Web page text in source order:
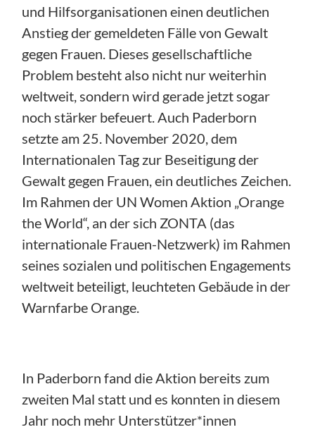
und Hilfsorganisationen einen deutlichen
Anstieg der gemeldeten Fälle von Gewalt
gegen Frauen. Dieses gesellschaftliche
Problem besteht also nicht nur weiterhin
weltweit, sondern wird gerade jetzt sogar
noch stärker befeuert. Auch Paderborn
setzte am 25. November 2020, dem
Internationalen Tag zur Beseitigung der
Gewalt gegen Frauen, ein deutliches Zeichen.
Im Rahmen der UN Women Aktion „Orange
the World“, an der sich ZONTA (das
internationale Frauen-Netzwerk) im Rahmen
seines sozialen und politischen Engagements
weltweit beteiligt, leuchteten Gebäude in der
Warnfarbe Orange.
In Paderborn fand die Aktion bereits zum
zweiten Mal statt und es konnten in diesem
Jahr noch mehr Unterstützer*innen